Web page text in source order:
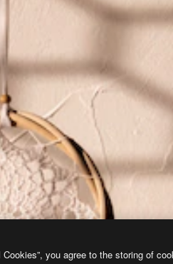
you agree to the storing of